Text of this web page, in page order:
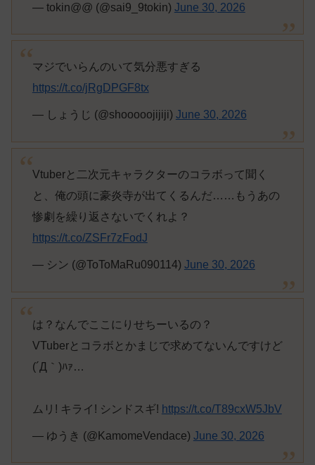
— tokin@@ (@sai9_9tokin) June 30, 2026
マジでいらんのいて気分悪すぎる
https://t.co/jRgDPGF8tx
— しょうじ (@shooooojijiji) June 30, 2026
Vtuberと二次元キャラクターのコラボって聞く
と、俺の頭に豪炎寺が出てくるんだ……もうあの
惨劇を繰り返さないでくれよ？
https://t.co/ZSFr7zFodJ
— シン (@ToToMaRu090114) June 30, 2026
は？なんでここにりせちーいるの？
VTuberとコラボとかまじで求めてないんですけど
(´Д｀)ﾊｧ…
ムリ! キライ! シンドスギ! https://t.co/T89cxW5JbV
— ゆうき (@KamomeVendace) June 30, 2026